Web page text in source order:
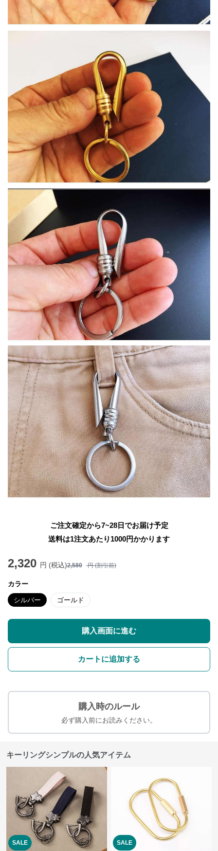
ご注文確定から7~28日でお届け予定
送料は1注文あたり 1000円かかります
2,320 円 (税込)2,580 円 (割引前)
カラー
シルバー ゴールド
購入画面に進む
カートに追加する
購入時のルール
必ず購入前にお読みください。
キーリングシンプルの人気アイテム
SALE SALE